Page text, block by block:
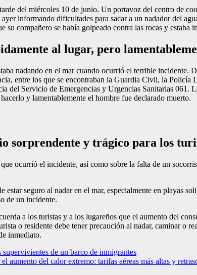
del miércoles 10 de junio. Un portavoz del centro de
informando dificultades para sacar a un nadador del
compañero se había golpeado contra las rocas y estaba
al lugar, pero
nadando en el mar cuando ocurrió el terrible incidente.
entre los que se encontraban la Guardia Civil, la
del Servicio de Emergencias y Urgencias Sanitarias 061.
y lamentablemente el hombre fue declarado muerto.
sorprendente y trágico para los
ocurrió el incidente, así como sobre la falta de un
seguro al nadar en el mar, especialmente en playas
de un incidente.
a los turistas y a los lugareños que el aumento del
o residente debe tener precaución al nadar, caminar o
inmediato.
de un barco de inmigrantes
aumento del calor extremo: tarifas aéreas más altas y